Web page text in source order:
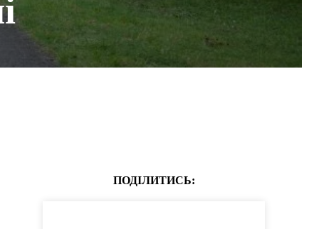
ПОДІЛИТИСЬ: